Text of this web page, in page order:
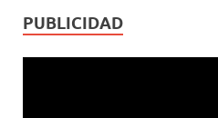
PUBLICIDAD